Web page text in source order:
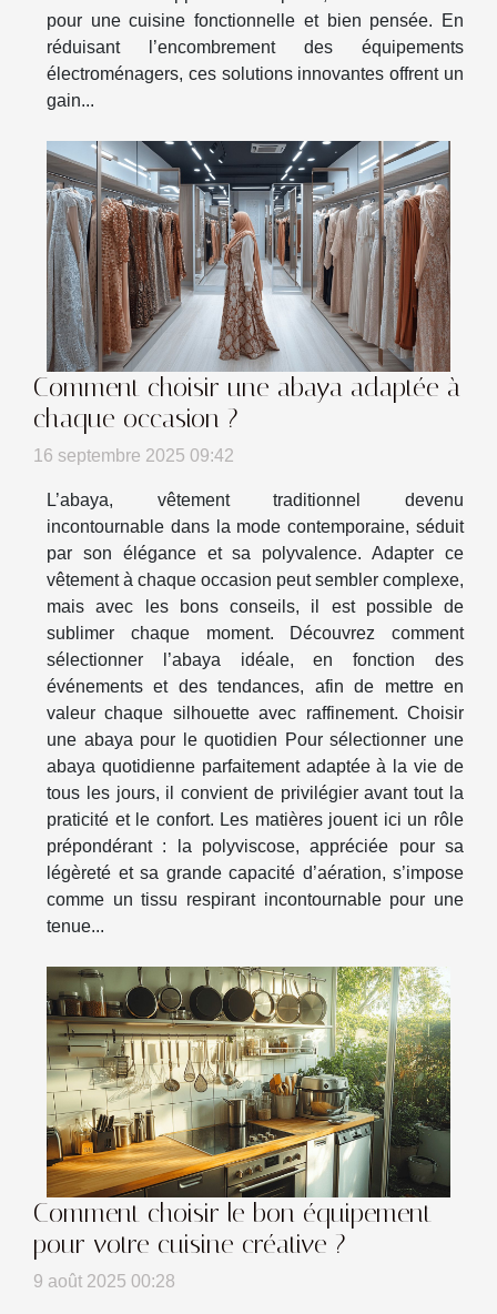
pour une cuisine fonctionnelle et bien pensée. En
réduisant l’encombrement des équipements
électroménagers, ces solutions innovantes offrent un
gain...
Comment choisir une abaya adaptée à
chaque occasion ?
16 septembre 2025 09:42
L’abaya, vêtement traditionnel devenu
incontournable dans la mode contemporaine, séduit
par son élégance et sa polyvalence. Adapter ce
vêtement à chaque occasion peut sembler complexe,
mais avec les bons conseils, il est possible de
sublimer chaque moment. Découvrez comment
sélectionner l’abaya idéale, en fonction des
événements et des tendances, afin de mettre en
valeur chaque silhouette avec raffinement. Choisir
une abaya pour le quotidien Pour sélectionner une
abaya quotidienne parfaitement adaptée à la vie de
tous les jours, il convient de privilégier avant tout la
praticité et le confort. Les matières jouent ici un rôle
prépondérant : la polyviscose, appréciée pour sa
légèreté et sa grande capacité d’aération, s’impose
comme un tissu respirant incontournable pour une
tenue...
Comment choisir le bon équipement
pour votre cuisine créative ?
9 août 2025 00:28